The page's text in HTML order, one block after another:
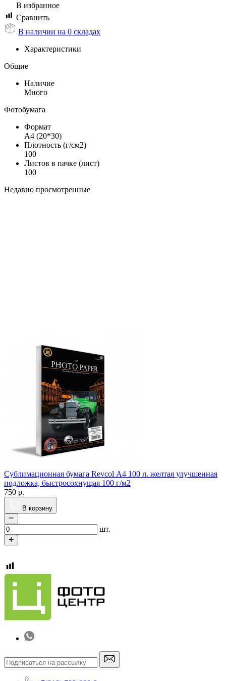
В избранное
Сравнить
В наличии на 0 складах
Характеристики
Общие
Наличие
Много
Фотобумага
Формат
А4 (20*30)
Плотность (г/см2)
100
Листов в пачке (лист)
100
Недавно просмотренные
Сублимационная бумага Revcol А4 100 л. желтая улучшенная
подложка, быстросохнущая 100 г/м2
750 р.
В корзину
шт.